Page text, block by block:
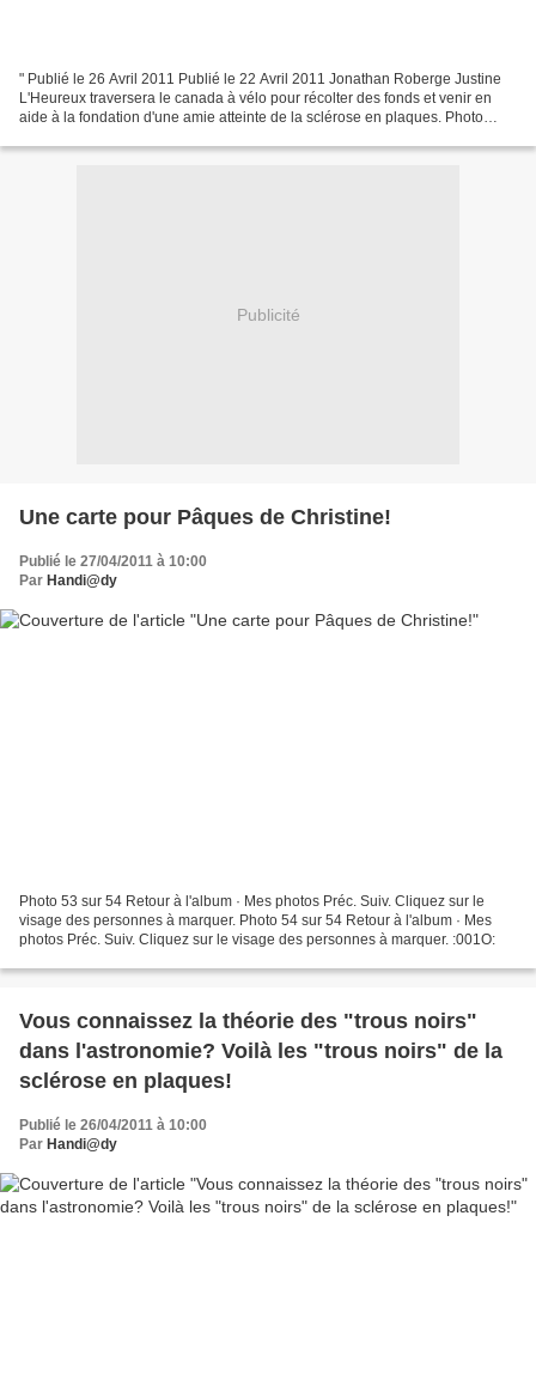
" Publié le 26 Avril 2011 Publié le 22 Avril 2011 Jonathan Roberge Justine
L'Heureux traversera le canada à vélo pour récolter des fonds et venir en
aide à la fondation d'une amie atteinte de la sclérose en plaques. Photo
Publicité
Une carte pour Pâques de Christine!
Publié le 27/04/2011 à 10:00
Par Handi@dy
Photo 53 sur 54 Retour à l'album · Mes photos Préc. Suiv. Cliquez sur le
visage des personnes à marquer. Photo 54 sur 54 Retour à l'album · Mes
photos Préc. Suiv. Cliquez sur le visage des personnes à marquer. :001O:
Vous connaissez la théorie des "trous noirs"
dans l'astronomie? Voilà les "trous noirs" de la
sclérose en plaques!
Publié le 26/04/2011 à 10:00
Par Handi@dy